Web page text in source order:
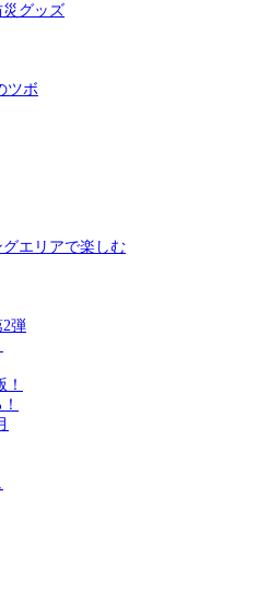
グッズ
ツボ
エリアで楽しむ
弾